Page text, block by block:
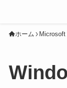
ホーム Microsoft